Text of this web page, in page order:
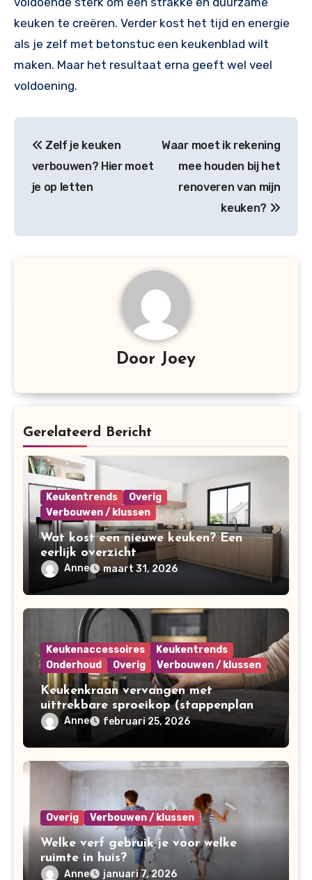
keuken te creëren. Verder kost het tijd en energie
als je zelf met betonstuc een keukenblad wilt
maken. Maar het resultaat erna geeft wel veel
voldoening.
navigatie
Zelf je keuken
verbouwen? Hier moet
je op letten
Waar moet ik rekening
mee houden bij het
renoveren van mijn
keuken?
Door Joey
Gerelateerd Bericht
Keukentrends
Overig
Verbouwen / klussen
Wat kost een nieuwe keuken? Een
eerlijk overzicht
Anne maart 31, 2026
Keukenaccessoires
Keukentrends
Onderhoud
Overig Verbouwen / klussen
Keukenkraan vervangen met
uittrekbare sproeikop (stappenplan
voor doe-het-zelvers)
Anne februari 25, 2026
Overig Verbouwen / klussen
Welke verf gebruik je voor welke
ruimte in huis?
Anne januari 7, 2026